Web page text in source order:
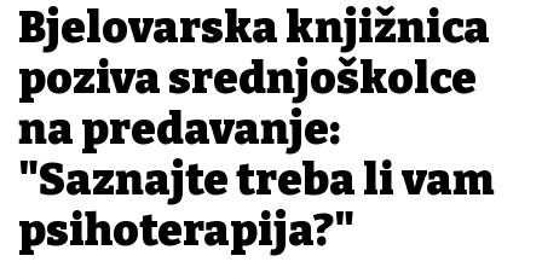
Bjelovarska knjižnica
poziva srednjoškolce
na predavanje:
"Saznajte treba li vam
psihoterapija?"